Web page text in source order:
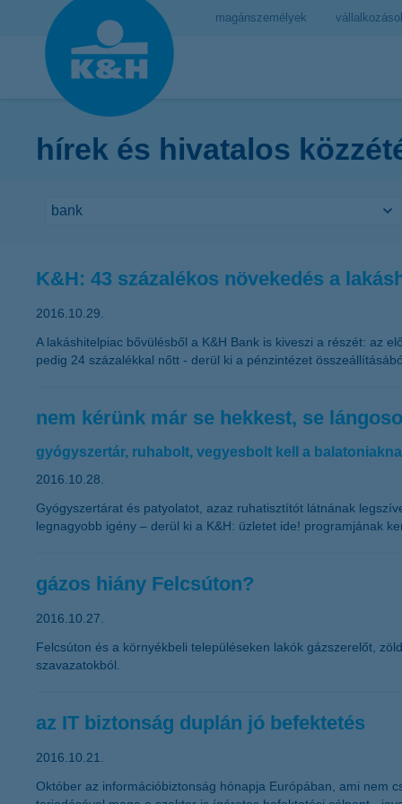
magánszemélyek
hírek és hivatalos
K&H: 43 százalékos növekedés a
2016.10.29.
A lakáshitelpiac bővülésből a K&H Bank is kiveszi a részét: az
pedig 24 százalékkal nőtt - derül ki a pénzintézet
nem kérünk már se hekkest, se
gyógyszertár, ruhabolt, vegyesbolt kell a
2016.10.28.
Gyógyszertárat és patyolatot, azaz ruhatisztítót látnának
legnagyobb igény – derül ki a K&H: üzletet ide! programjának
gázos hiány Felcsúton?
2016.10.27.
Felcsúton és a környékbeli településeken lakók gázszerelőt,
szavazatokból.
az IT biztonság duplán jó befektetés
2016.10.21.
Október az információbiztonság hónapja Európában, ami nem